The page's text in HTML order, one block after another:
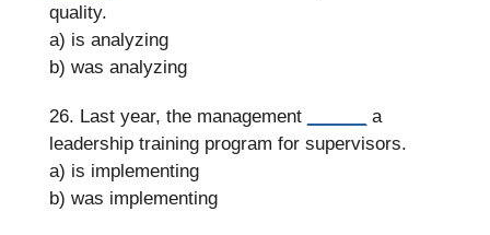
quality.
a) is analyzing
b) was analyzing
26. Last year, the management
a
leadership training program for supervisors.
a) is implementing
b) was implementing